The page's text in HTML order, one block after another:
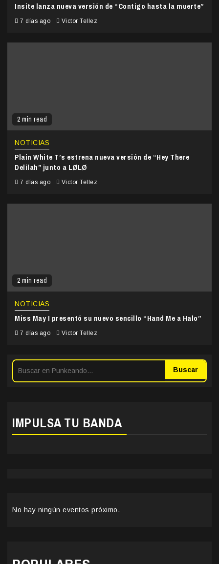
Insite lanza nueva versión de “Contigo hasta la muerte”
7 días ago Victor Tellez
2 min read
NOTICIAS
Plain White T’s estrena nueva versión de “Hey There
Delilah” junto a LØLØ
7 días ago Victor Tellez
2 min read
NOTICIAS
Miss May I presentó su nuevo sencillo “Hand Me a Halo”
7 días ago Victor Tellez
Buscar
IMPULSA TU BANDA
No hay ningún eventos próximo.